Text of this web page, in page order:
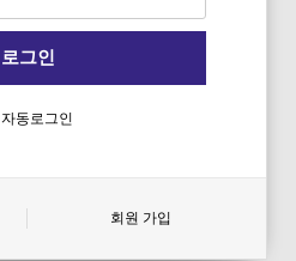
자동로그인
회원 가입